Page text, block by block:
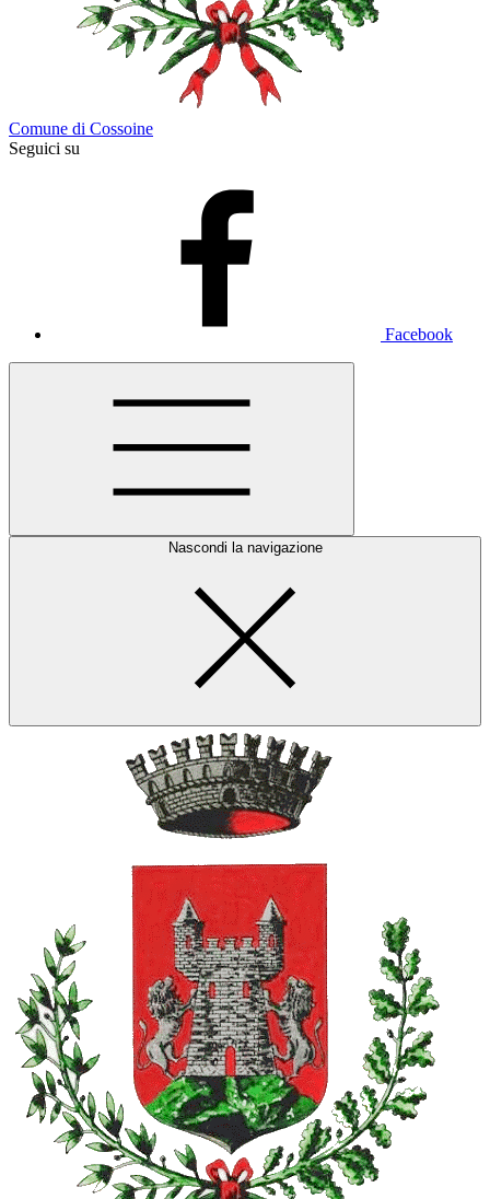
Comune di Cossoine
Seguici su
Facebook
Nascondi la navigazione